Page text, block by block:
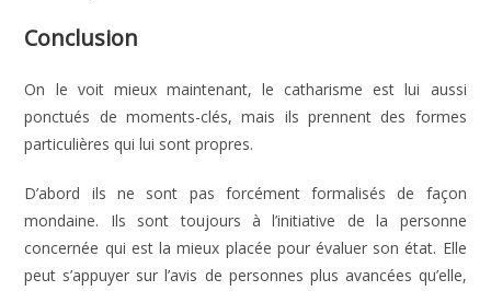
Conclusion
On le voit mieux maintenant, le catharisme est lui aussi
ponctués de moments-clés, mais ils prennent des formes
particulières qui lui sont propres.
D’abord ils ne sont pas forcément formalisés de façon
mondaine. Ils sont toujours à l’initiative de la personne
concernée qui est la mieux placée pour évaluer son état. Elle
peut s’appuyer sur l’avis de personnes plus avancées qu’elle,